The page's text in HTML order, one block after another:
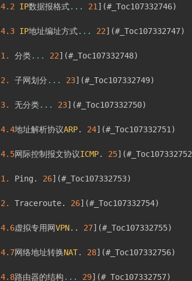
4.2 IP数据报格式... 21 ] (#_Toc107332746)
4.3 IP地址编址方式... 22] (#_Toc107332747)
1. 分类... 22] (#_Toc107332748)
2. 子网划分 ... 23] (#_Toc107332749)
3. 无分类... 23] (#_Toc107332750)
4.4地址解析协议ARP. 24] (#_Toc107332751 )
4.5网际控制报文协议ICMP. 25] (#_Toc107332752
1. Ping . 26] (#_Toc107332753)
2. Traceroute. 26] (#_Toc107332754)
4.6虚拟专用网VPN. . 27] (#_Toc107332755)
4.7网络地址转换NAT. 28] (#_Toc107332756)
4.8路由器的结构 ... 29] (#_Toc107332757)